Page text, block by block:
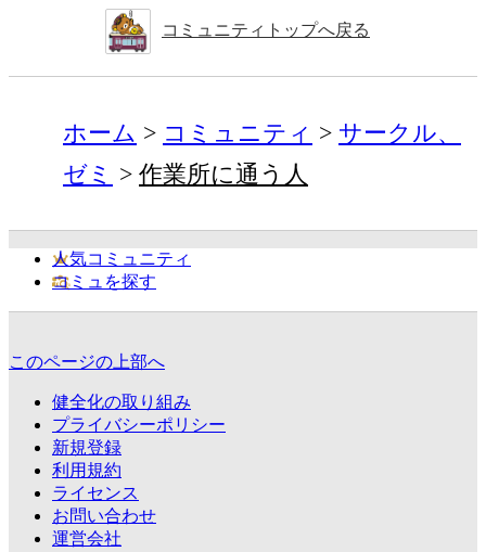
コミュニティトップへ戻る
ホーム コミュニティ
サークル、
ゼミ
作業所に通う人
人気コミュニティ
コミュを探す
このページの上部へ
健全化の取り組み
プライバシーポリシー
新規登録
利用規約
ライセンス
お問い合わせ
運営会社